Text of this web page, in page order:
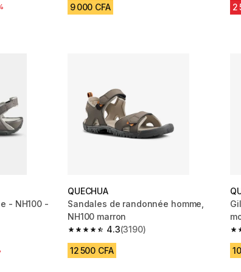
9 000 CFA 2
- NH100 -
reviews
QUECHUA
Sandales de randonnée homme,
NH100 marron
4.3
4.3 out of 5 stars from 3190 reviews
(3190)
12 500 CFA